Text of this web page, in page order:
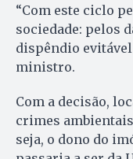
“Com este ciclo
sociedade: pelos
dispêndio
ministro.
Com a decisão,
crimes
seja, o dono do